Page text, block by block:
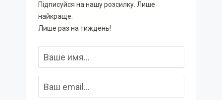
Підписуйся на нашу розсилку. Лише
найкраще.
Лише раз на тиждень!